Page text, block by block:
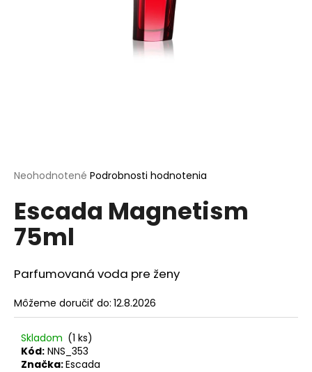
Priemerné
produktu
je
0,0
z
hviezdičiek.
Neohodnotené Podrobnosti hodnotenia
Escada Magnetism
75ml
Parfumovaná voda pre ženy
Môžeme doručiť do: 12.8.2026
Skladom (1 ks)
Kód: NNS_353
Značka:Escada
O
d
o
r
ú
č
a
m
e